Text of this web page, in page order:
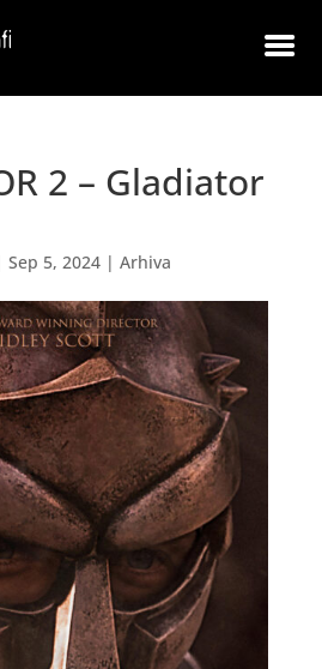
2 – Gladiator
Sep 5, 2024| Arhiva